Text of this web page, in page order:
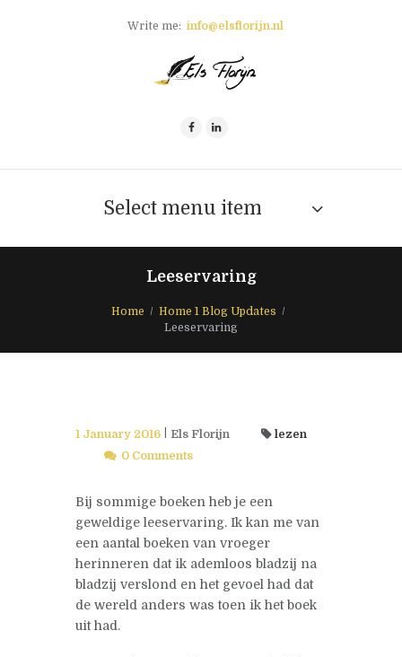
Write me: info@elsflorijn.nl
Select menu item
Leeservaring
Home
Home 1 Blog Updates
Leeservaring
1 January 2016 Els Florijn
lezen
0 Comments
Bij sommige boeken heb je een
geweldige leeservaring. Ik kan me van
een aantal boeken van vroeger
herinneren dat ik ademloos bladzij na
bladzij verslond en het gevoel had dat
de wereld anders was toen ik het boek
uit had.